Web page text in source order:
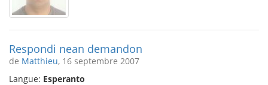
Respondi nean demandon
de Matthieu, 16 septembre 2007
Langue: Esperanto